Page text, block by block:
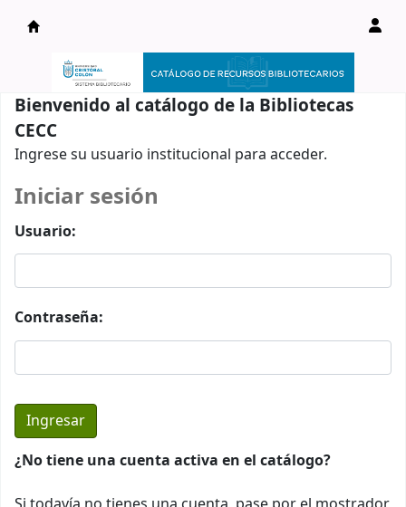
Catálogo en línea
Bienvenido al catálogo de la Bibliotecas
CECC
Ingrese su usuario institucional para acceder.
Iniciar sesión
Usuario:
Contraseña:
¿No tiene una cuenta activa en el catálogo?